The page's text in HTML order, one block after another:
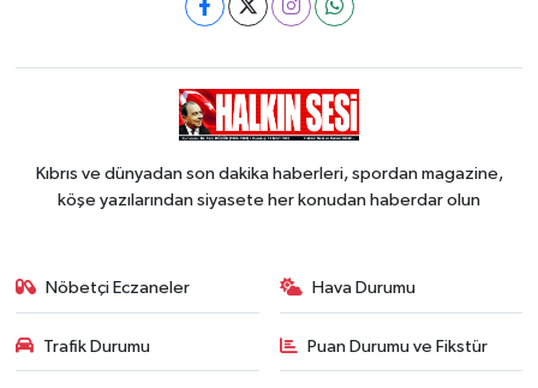
Kıbrıs ve dünyadan son dakika haberleri, spordan magazine,
köşe yazılarından siyasete her konudan haberdar olun
Nöbetçi Eczaneler Hava Durumu
Trafik Durumu Puan Durumu ve Fikstür